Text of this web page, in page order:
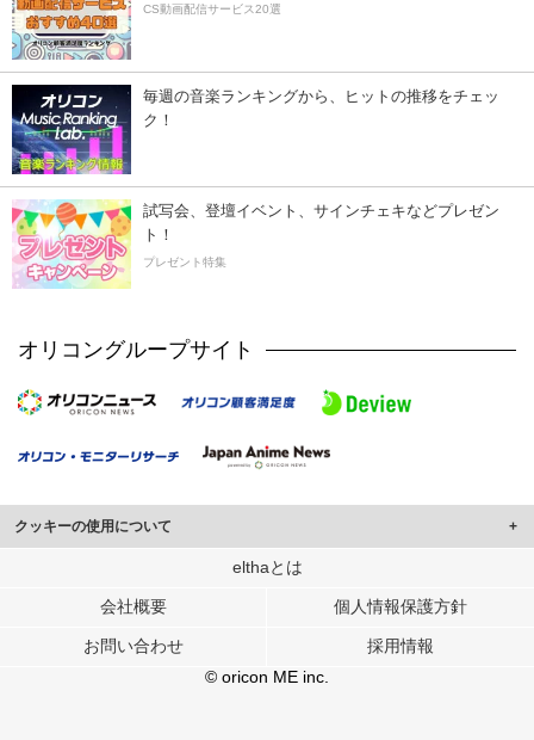
CS動画配信サービス20選
毎週の音楽ランキングから、ヒットの推移をチェッ
ク！
試写会、登壇イベント、サインチェキなどプレゼン
ト！
プレゼント特集
オリコングループサイト
クッキーの使用について
このサイトでは Cookie を使用して、ユーザーに合わせたコンテンツや広告の
行っています。
メディアや広告配信、データ解析の各パートナーに提供しています。
ユーザーが各パートナーのサービスを使用したときに収集した他の情報を組み
elthaとは
会社概要 個人情報保護方針
お問い合わせ
採用情報
© oricon ME inc.